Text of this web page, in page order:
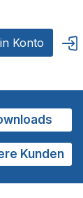
Konto
Kunden